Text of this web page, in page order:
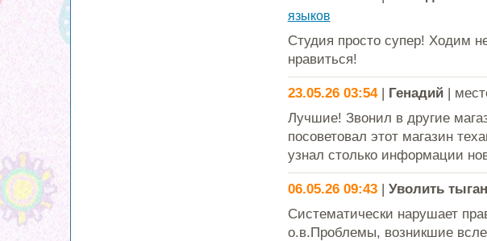
языков
Студия просто супер! Ходим
нравиться!
23.05.26 03:54| Генадий|
Лучшие! Звонил в другие
посоветовал этот магазин
узнал столько информации
06.05.26 09:43| Уволить
Cистематически нарушает
о.в.Проблемы, возникшие